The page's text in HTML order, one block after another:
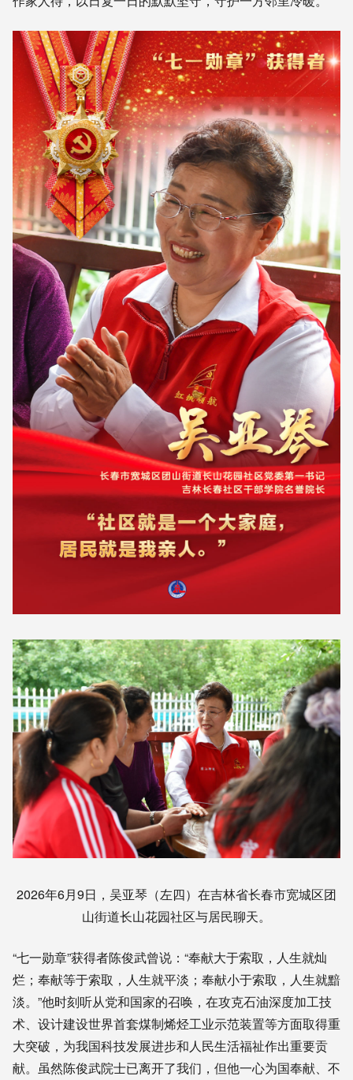
2026年6月9日，吴亚琴（左四）在吉林省长春市宽城区团
山街道长山花园社区与居民聊天。
“七一勋章”获得者陈俊武曾说：“奉献大于索取，人生就灿
烂；奉献等于索取，人生就平淡；奉献小于索取，人生就黯
淡。”他时刻听从党和国家的召唤，在攻克石油深度加工技
术、设计建设世界首套煤制烯烃工业示范装置等方面取得重
大突破，为我国科技发展进步和人民生活福祉作出重要贡
献。虽然陈俊武院士已离开了我们，但他一心为国奉献、不